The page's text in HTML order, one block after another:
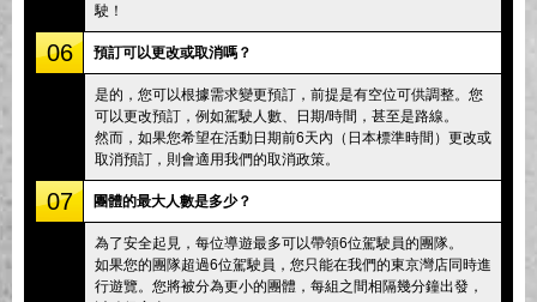
駛！
06 預訂可以更改或取消嗎？
是的，您可以根據需求變更預訂，前提是有空位可供調整。您
可以更改預訂，例如駕駛人數、日期/時間，甚至是路線。
然而，如果您希望在活動日期前6天內（日本標準時間）更改或
取消預訂，則會適用我們的取消政策。
07 團體的最大人數是多少？
為了安全起見，每位導遊最多可以帶領6位駕駛員的團隊。
如果您的團隊超過6位駕駛員，您只能在我們的東京灣店同時進
行遊覽。您將被分為更小的團體，每組之間相隔幾分鐘出發，